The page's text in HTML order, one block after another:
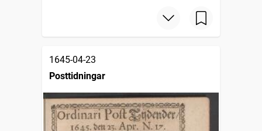
1645-04-23
Posttidningar